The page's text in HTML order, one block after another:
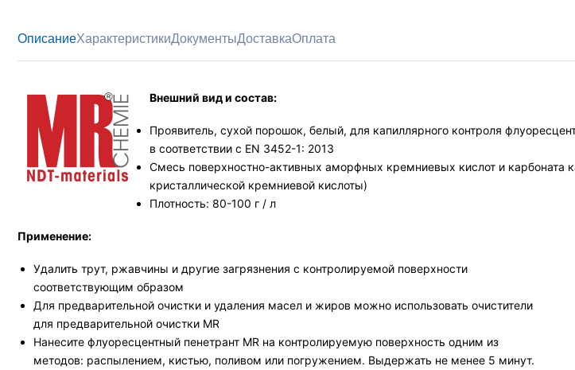
ОписаниеХарактеристикиДокументыДоставкаОплата
Внешний вид и состав:
Проявитель, сухой порошок, белый, для капиллярного контроля
в соответствии с EN 3452-1: 2013
Смесь поверхностно-активных аморфных кремниевых кислот и карбоната
кристаллической кремниевой кислоты)
Плотность: 80-100 г / л
Применение:
Удалить трут, ржавчины и другие загрязнения с контролируемой поверхности
соответствующим образом
Для предварительной очистки и удаления масел и жиров можно использовать очистители
для предварительной очистки MR
Нанесите флуоресцентный пенетрант MR на контролируемую поверхность одним из
методов: распылением, кистью, поливом или погружением. Выдержать не менее 5 минут.